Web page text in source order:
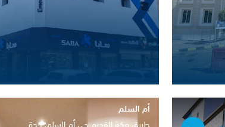
أم السلم
طريق مكة القديم حي أم السلم, جدة